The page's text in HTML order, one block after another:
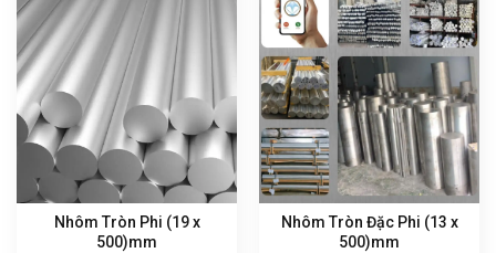
Nhôm Tròn Phi (19 x
500)mm
Nhôm Tròn Đặc Phi (13 x
500)mm